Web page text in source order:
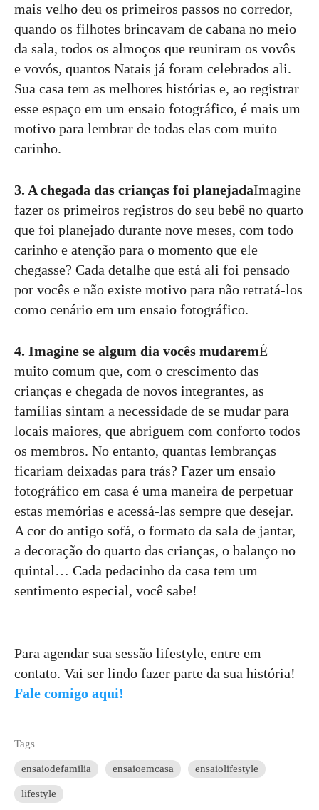
mais velho deu os primeiros passos no corredor,
quando os filhotes brincavam de cabana no meio
da sala, todos os almoços que reuniram os vovôs
e vovós, quantos Natais já foram celebrados ali.
Sua casa tem as melhores histórias e, ao registrar
esse espaço em um ensaio fotográfico, é mais um
motivo para lembrar de todas elas com muito
carinho.
3. A chegada das crianças foi planejadaImagine
fazer os primeiros registros do seu bebê no quarto
que foi planejado durante nove meses, com todo
carinho e atenção para o momento que ele
chegasse? Cada detalhe que está ali foi pensado
por vocês e não existe motivo para não retratá-los
como cenário em um ensaio fotográfico.
4. Imagine se algum dia vocês mudaremÉ
muito comum que, com o crescimento das
crianças e chegada de novos integrantes, as
famílias sintam a necessidade de se mudar para
locais maiores, que abriguem com conforto todos
os membros. No entanto, quantas lembranças
ficariam deixadas para trás? Fazer um ensaio
fotográfico em casa é uma maneira de perpetuar
estas memórias e acessá-las sempre que desejar.
A cor do antigo sofá, o formato da sala de jantar,
a decoração do quarto das crianças, o balanço no
quintal… Cada pedacinho da casa tem um
sentimento especial, você sabe!
Para agendar sua sessão lifestyle, entre em
contato. Vai ser lindo fazer parte da sua história!
Fale comigo aqui!
Tags
ensaiodefamilia ensaioemcasa ensaiolifestyle
lifestyle